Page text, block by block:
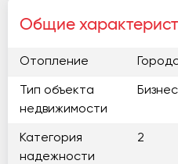
Общие
Отопление
Тип объекта
недвижимости
Категория
надежности
2